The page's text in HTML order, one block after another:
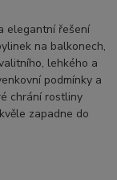
elegantní řešení
na balkonech,
lehkého a
podmínky a
chrání rostliny
zapadne do